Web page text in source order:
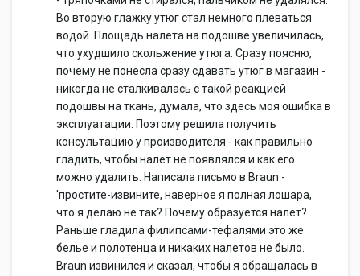
Во вторую глажку утюг стал немного плеваться
водой. Площадь налета на подошве увеличилась,
что ухудшило скольжение утюга. Сразу поясню,
почему не понесла сразу сдавать утюг в магазин -
никогда не сталкивалась с такой реакцией
подошвы на ткань, думала, что здесь моя ошибка в
эксплуатации. Поэтому решила получить
консультацию у производителя - как правильно
гладить, чтобы налет не появлялся и как его
можно удалить. Написала письмо в Braun -
'простите-извините, наверное я полная лошара,
что я делаю не так? Почему образуется налет?
Раньше гладила филипсами-тефалями это же
белье и полотенца и никаких налетов не было.
Braun извинился и сказал, чтобы я обращалась в